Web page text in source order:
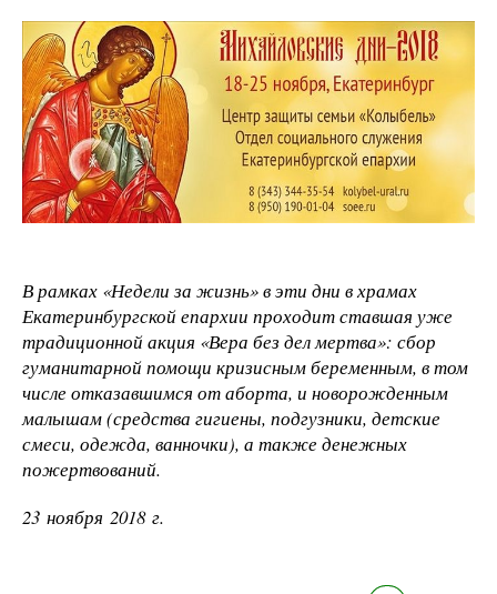
В рамках «Недели за жизнь» в эти дни в храмах
Екатеринбургской епархии проходит ставшая уже
традиционной акция «Вера без дел мертва»: сбор
гуманитарной помощи кризисным беременным, в том
числе отказавшимся от аборта, и новорожденным
малышам (средства гигиены, подгузники, детские
смеси, одежда, ванночки), а также денежных
пожертвований.
23 ноября 2018 г.